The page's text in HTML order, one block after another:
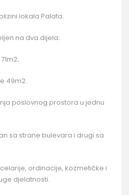
lokala Palata.
na dva dijela:
49m2.
poslovnog prostora u jednu
sa strane bulevara i drugi sa
ordinacije, kozmetičke i
djelatnosti.